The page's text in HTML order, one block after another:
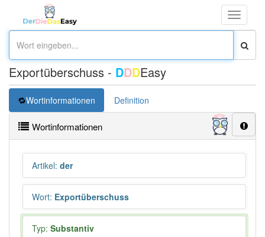
Toggle
Exportüberschuss - DDDEasy
Wortinformationen Definition
Wortinformationen
Artikel: der
Wort: Exportüberschuss
Typ: Substantiv